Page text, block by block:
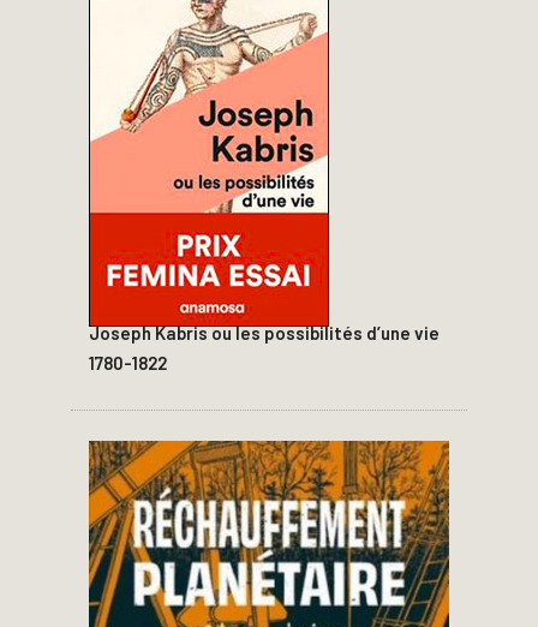
Joseph Kabris ou les possibilités d’une vie
1780-1822